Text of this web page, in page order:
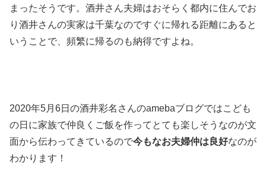
まったそうです。酒井さん夫婦はおそらく都内に住んでお
り酒井さんの実家は千葉なのですぐに帰れる距離にあると
いうことで、頻繁に帰るのも納得ですよね。
2020年5月6日の酒井彩名さんのamebaブログではこども
の日に家族で仲良くご飯を作ってとても楽しそうなのが文
面から伝わってきているので今もなお夫婦仲は良好なのが
わかります！